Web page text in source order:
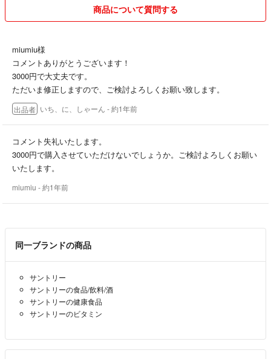
お互い気持ちの良い取引、丁寧な対応を心掛けていますので、どうぞよ
ろしくお願い致します。
商品について質問する
miumiu様
コメントありがとうございます！
3000円で大丈夫です。
ただいま修正しますので、ご検討よろしくお願い致します。
出品者 いち、に、しゃーん - 約1年前
コメント失礼いたします。
3000円で購入させていただけないでしょうか。ご検討よろしくお願い
いたします。
miumiu - 約1年前
同一ブランドの商品
サントリー
サントリーの食品/飲料/酒
サントリーの健康食品
サントリーのビタミン